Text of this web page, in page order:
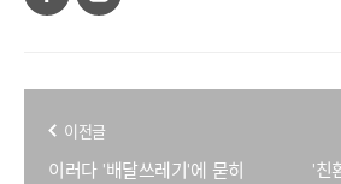
이전글
이러다 '배달쓰레기'에 묻히
'친